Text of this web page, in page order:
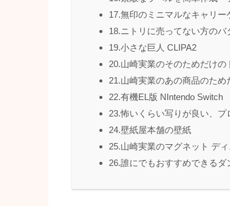
17.無印のミニマルなキャリー
18.ニトリに売ってない方のバ
19.小さな巨人 CLIPA2
20.山崎実業のそのためだけの
21.山崎実業のあの商品のため
22.有機EL版 NIntendo Switch
23.怖いくらい写りが良い、
24.壁紙屋本舗の壁紙
25.山崎実業のマグネット デ
26.誰にでもおすすめできるダ